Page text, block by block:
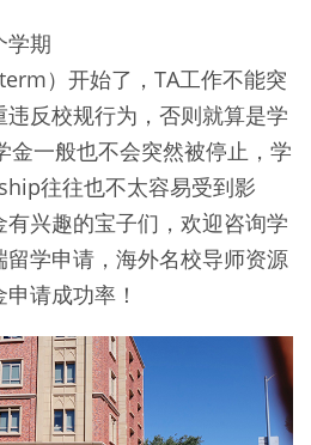
学期
）开始了，TA工作不能突
反校规行为，否则就算是学
金一般也不会突然被停止，学
往往也不太容易受到影
兴趣的宝子们，欢迎咨询学
学申请，海外名校导师资源
请成功率！